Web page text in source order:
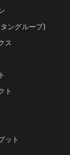
ングループ)
ス
ト
ット